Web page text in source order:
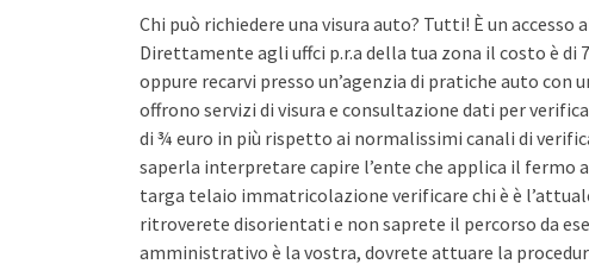
Chi può richiedere una visura auto? Tutti! È un
Direttamente agli uffci p.r.a della tua zona il costo è
oppure recarvi presso un’agenzia di pratiche auto con
offrono servizi di visura e consultazione dati per
di ¾ euro in più rispetto ai normalissimi canali di
saperla interpretare capire l’ente che applica il
targa telaio immatricolazione verificare chi è è
ritroverete disorientati e non saprete il percorso da
amministrativo è la vostra, dovrete attuare la